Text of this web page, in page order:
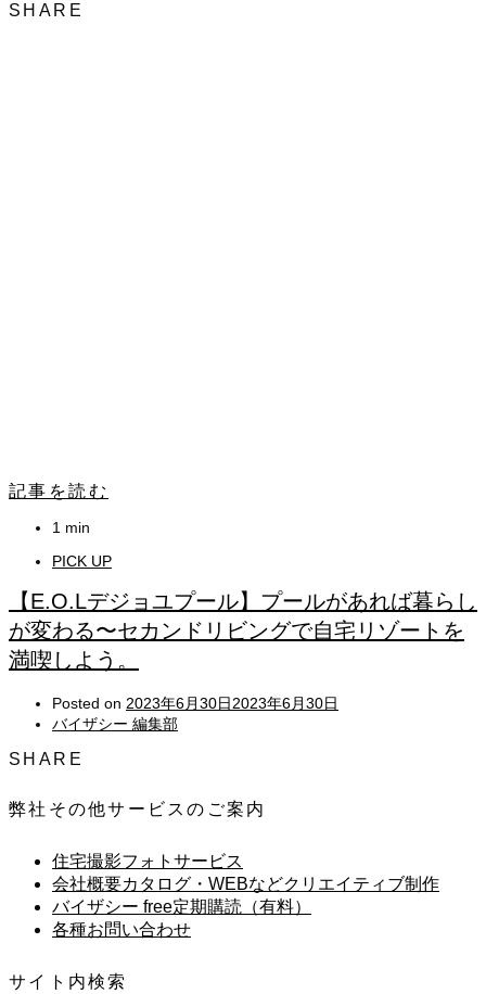
SHARE
記事を読む
1 min
PICK UP
【E.O.Lデジョユプール】プールがあれば暮らし
が変わる〜セカンドリビングで自宅リゾートを
満喫しよう。
Posted on 2023年6月30日2023年6月30日
バイザシー 編集部
SHARE
弊社その他サービスのご案内
住宅撮影フォトサービス
会社概要カタログ・WEBなどクリエイティブ制作
バイザシー free定期購読（有料）
各種お問い合わせ
サイト内検索